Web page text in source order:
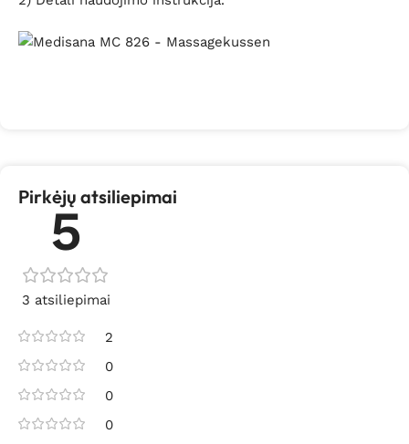
Pirkėjų atsiliepimai
5
3 atsiliepimai
2
0
0
0